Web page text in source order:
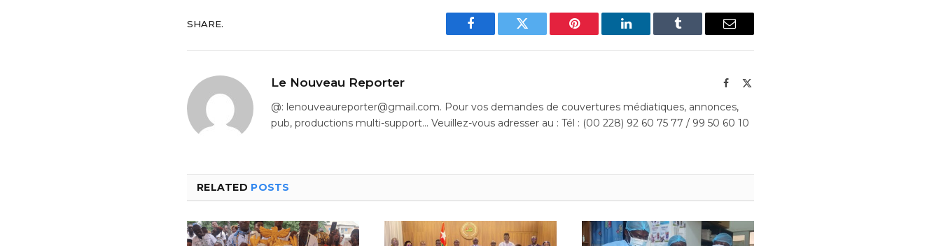
SHARE.
Facebook Twitter Pinterest LinkedIn Tumblr Email
Le Nouveau Reporter Facebook
@: lenouveaureporter@gmail.com. Pour vos demandes de couvertures médiatiques, annonces,
pub, productions multi-support… Veuillez-vous adresser au : Tél : (00 228) 92 60 75 77 / 99 50 60 10
RELATED POSTS